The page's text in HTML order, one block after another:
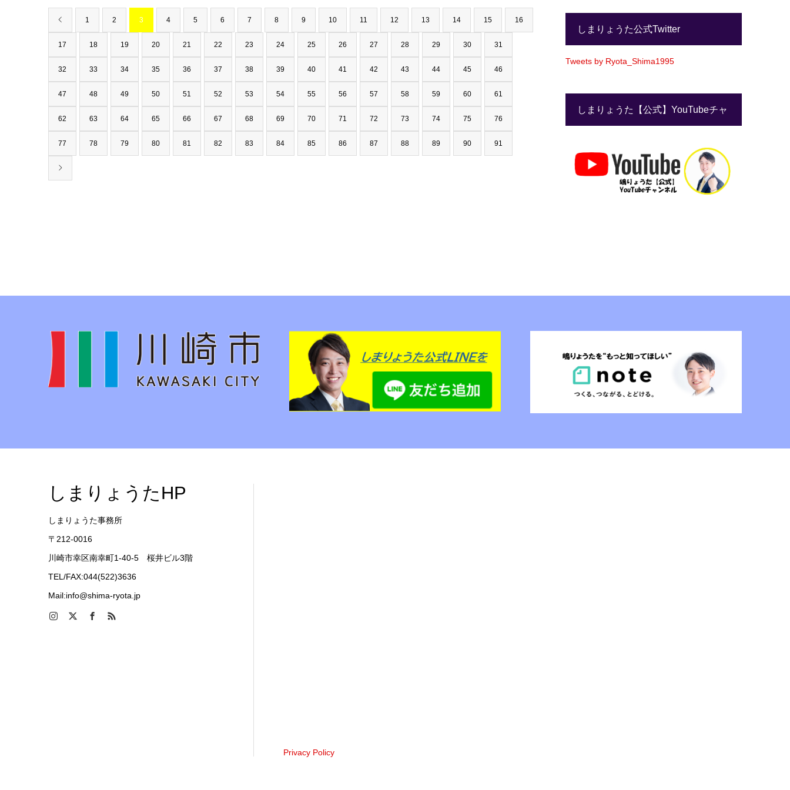
1 2 3 4 5 6 7 8 9 10 11 12 13 14 15 16
17 18 19 20 21 22 23 24 25 26 27 28 29 30 31
32 33 34 35 36 37 38 39 40 41 42 43 44 45 46
47 48 49 50 51 52 53 54 55 56 57 58 59 60 61
62 63 64 65 66 67 68 69 70 71 72 73 74 75 76
77 78 79 80 81 82 83 84 85 86 87 88 89 90 91
しまりょうた公式Twitter
Tweets by Ryota_Shima1995
しまりょうた【公式】YouTubeチャ
しまりょうたHP
しまりょうた事務所
〒212-0016
川崎市幸区南幸町1-40-5 桜井ビル3階
TEL/FAX:044(522)3636
Mail:info@shima-ryota.jp
Privacy Policy